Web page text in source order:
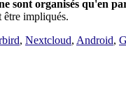
sont organisés qu'en
être impliqués.
, Nextcloud, Android,